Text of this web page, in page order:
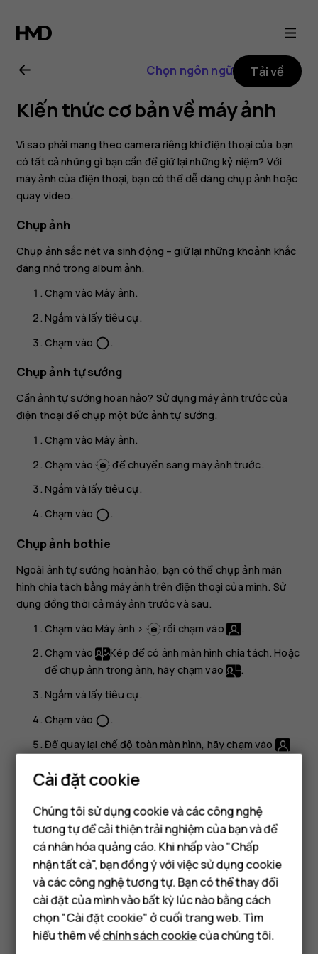
Hướng
dẫn
sử
dụng
Nokia
8.1
Điện thoại thông minh
Điện thoại phổ thông
Máy tính bảng
Chọn ngôn ngữ Tải về
Kiến thức cơ bản về máy ảnh
Vì sao phải mang theo camera riêng khi điện thoại của bạn
có tất cả những gì bạn cần để giữ lại những kỷ niệm? Với
máy ảnh của điện thoại, bạn có thể dễ dàng chụp ảnh hoặc
quay video.
Chụp ảnh
Chụp ảnh sắc nét và sinh động – giữ lại những khoảnh khắc
đáng nhớ trong album ảnh.
Chạm vàoMáy ảnh.
Ngắm và lấy tiêu cự.
Chạm vào panorama_fish_eye.
Chụp ảnh tự sướng
Cần ảnh tự sướng hoàn hảo? Sử dụng máy ảnh trước của
điện thoại để chụp một bức ảnh tự sướng.
Chạm vàoMáy ảnh.
Chạm vào
để chuyển sang máy ảnh trước.
Ngắm và lấy tiêu cự.
Chạm vào panorama_fish_eye.
Chụp ảnh bothie
Ngoài ảnh tự sướng hoàn hảo, bạn có thể chụp ảnh màn
hình chia tách bằng máy ảnh trên điện thoại của mình. Sử
dụng đồng thời cả máy ảnh trước và sau.
Chạm vàoMáy ảnh > rồi chạm vào
.
Chạm vào
Kép để có ảnh màn hình chia tách. Hoặc
để chụp ảnh trong ảnh, hãy chạm vào
.
Ngắm và lấy tiêu cự.
Chạm vào panorama_fish_eye.
Để quay lại chế độ toàn màn hình, hãy chạm vào
Mẹo:Khi chụp kiểu ảnh lồng trong ảnh hay quay
video có ảnh lồng trong ảnh và muốn di chuyển bức
ảnh nhỏ hơn, hãy chạm và giữ ảnh rồi kéo ảnh đó vào
nơi bạn muốn.
Chụp ảnh toàn cảnh
Chạm vàoMáy ảnh>Ảnh toàn cảnhvà làm theo hướng dẫn
trên điện thoại.
Cài đặt cookie
Chúng tôi sử dụng cookie và các công nghệ
tương tự để cải thiện trải nghiệm của bạn và để
cá nhân hóa quảng cáo. Khi nhấp vào "Chấp
nhận tất cả", bạn đồng ý với việc sử dụng cookie
và các công nghệ tương tự. Bạn có thể thay đổi
cài đặt của mình vào bất kỳ lúc nào bằng cách
chọn "Cài đặt cookie" ở cuối trang web. Tìm
hiểu thêm vềchính sách cookiecủa chúng tôi.